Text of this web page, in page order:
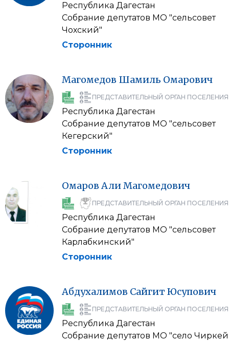
Республика Дагестан
Собрание депутатов МО "сельсовет
Чохский"
Сторонник
Магомедов Шамиль Омарович
ПРЕДСТАВИТЕЛЬНЫЙ ОРГАН ПОСЕЛЕНИЯ
Республика Дагестан
Собрание депутатов МО "сельсовет
Кегерский"
Сторонник
Омаров АлиМагомедович
ПРЕДСТАВИТЕЛЬНЫЙ ОРГАН ПОСЕЛЕНИЯ
Республика Дагестан
Собрание депутатов МО "сельсовет
Карлабкинский"
Сторонник
Абдухалимов Сайгит Юсупович
ПРЕДСТАВИТЕЛЬНЫЙ ОРГАН ПОСЕЛЕНИЯ
Республика Дагестан
Собрание депутатов МО "село Чиркей